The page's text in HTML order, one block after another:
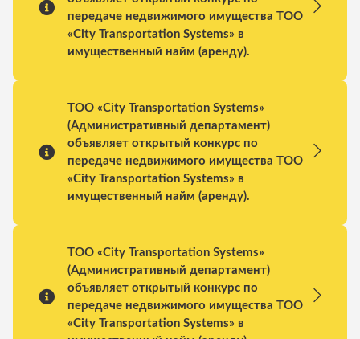
передаче недвижимого имущества ТОО
«City Transportation Systems» в
имущественный найм (аренду).
ТОО «City Transportation Systems»
(Административный департамент)
объявляет открытый конкурс по
передаче недвижимого имущества ТОО
«City Transportation Systems» в
имущественный найм (аренду).
ТОО «City Transportation Systems»
(Административный департамент)
объявляет открытый конкурс по
передаче недвижимого имущества ТОО
«City Transportation Systems» в